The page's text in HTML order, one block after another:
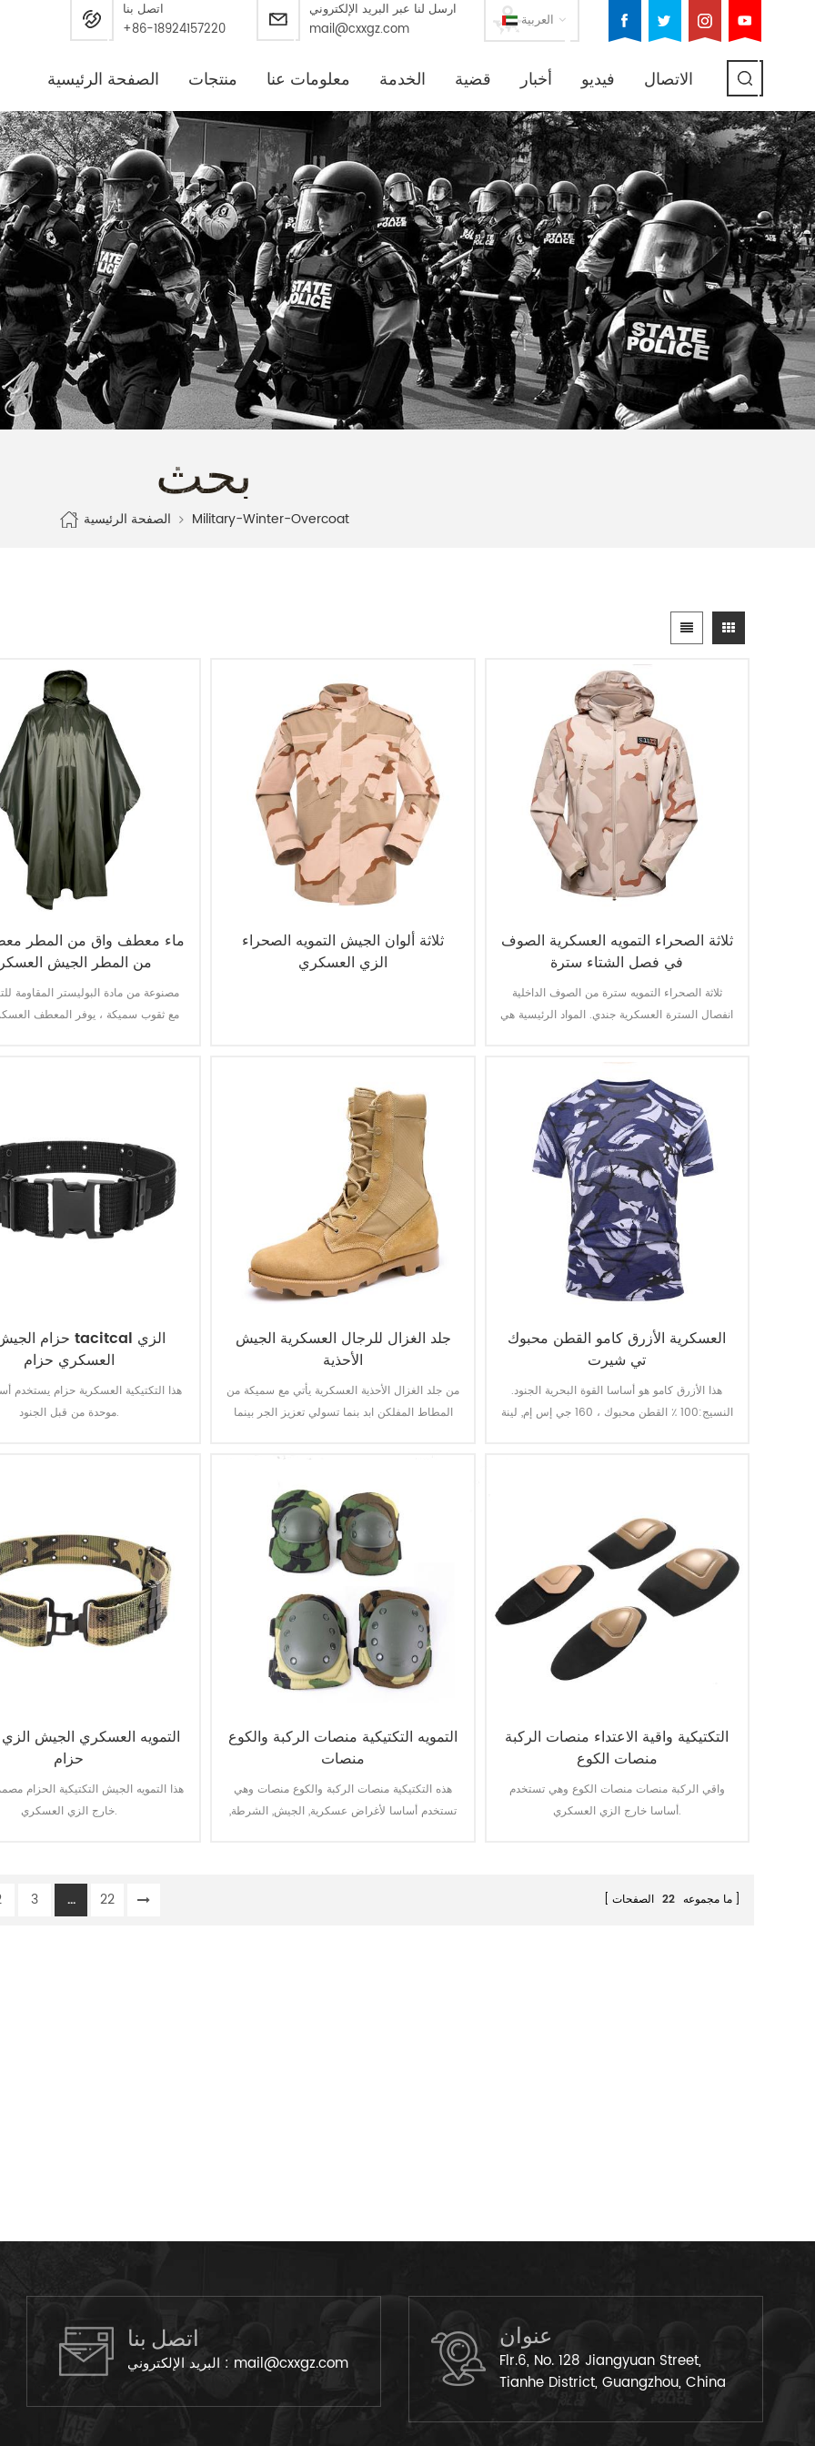
العربية
اتصل بنا
+86-18924157220
ارسل لنا عبر البريد الإلكتروني
mail@cxxgz.com
الصفحة الرئيسية منتجات معلومات عنا الخدمة قضية أخبار فيديو الاتصال
بحث
الصفحة الرئيسية Military-Winter-Overcoat
ماء معطف واق من المطر
من المطر الجيش
مصنوعة من مادة البوليستر المقاومة
مع ثقوب سميكة ، يوفر المعطف
ثلاثة ألوان الجيش التمويه الصحراء
الزي العسكري
ثلاثة الصحراء التمويه العسكرية الصوف
في فصل الشتاء سترة
ثلاثة الصحراء التمويه سترة من الصوف الداخلية
انفصال السترة العسكرية جندي. المواد الرئيسية هي
العسكري حزام
هذا التكتيكية العسكرية حزام يستخدم
موحدة من قبل الجنود.
جلد الغزال للرجال العسكرية الجيش
الأحذية
من جلد الغزال الأحذية العسكرية يأتي مع سميكة من
المطاط المفلكن ابد بنما تسولي تعزيز الجر بينما
نوعية جيدة ودائمة ومريحة للتنفس. مع اختياري ماء,
العسكرية الأزرق كامو القطن محبوك
تي شيرت
هذا الأزرق كامو هو أساسا القوة البحرية الجنود.
النسيج:100 ٪ القطن محبوك ، 160 جي إس إم, لينة
التمويه العسكري الجيش
حزام
هذا التمويه الجيش التكتيكية الحزام
خارج الزي العسكري.
التمويه التكتيكية منصات الركبة والكوع
منصات
هذه التكتيكية منصات الركبة والكوع منصات وهي
تستخدم أساسا لأغراض عسكرية, الجيش, الشرطة,
التكتيكية واقية الاعتداء منصات الركبة
منصات الكوع
واقي الركبة منصات منصات الكوع وهي تستخدم
أساسا خارج الزي العسكري.
3 ... 22 ما مجموعه 22 الصفحات
اتصل بنا
البريد الإلكتروني : mail@cxxgz.com
عنوان
Flr.6, No. 128 Jiangyuan Street,
Tianhe District, Guangzhou, China